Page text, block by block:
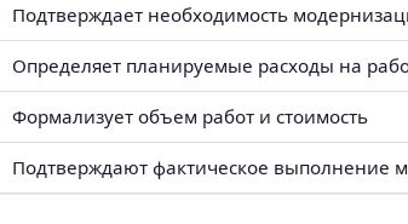
Подтверждает необходимость
Определяет планируемые расходы на
Формализует объем работ и стоимость
Подтверждают фактическое выполнение